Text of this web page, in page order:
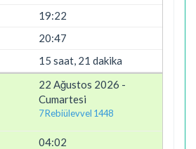
19:22
20:47
15 saat, 21 dakika
22 Ağustos 2026 -
Cumartesi
7 Rebiülevvel 1448
04:02